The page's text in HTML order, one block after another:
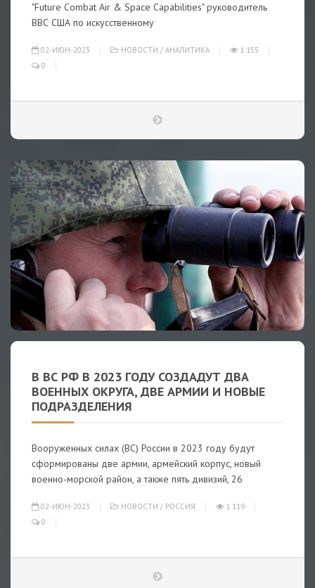
"Future Combat Air & Space Capabilities" руководитель
ВВС США по искусственному
02-ИЮН-2023 НОВОСТИ / АНАЛИТИКА
1 155
0
В ВС РФ В 2023 ГОДУ СОЗДАДУТ ДВА
ВОЕННЫХ ОКРУГА, ДВЕ АРМИИ И НОВЫЕ
ПОДРАЗДЕЛЕНИЯ
Вооруженных силах (ВС) России в 2023 году будут
сформированы две армии, армейский корпус, новый
военно-морской район, а также пять дивизий, 26
02-ИЮН-2023 НОВОСТИ / РОССИЯ
1 119
0